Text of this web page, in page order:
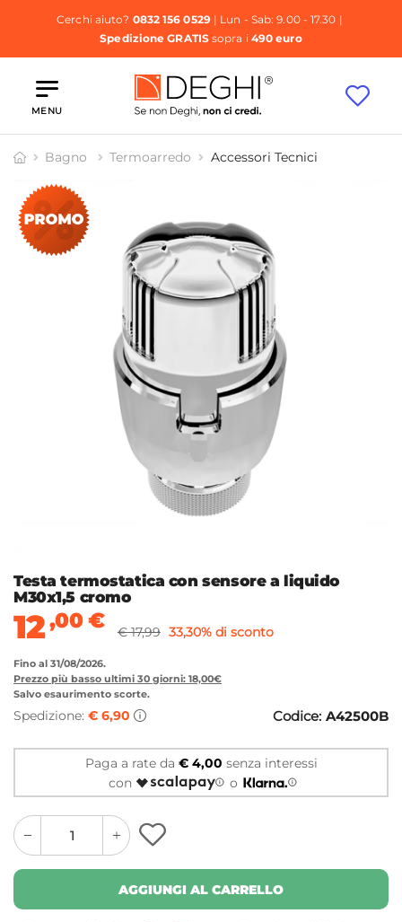
Cerchi aiuto? 0832 156 0529| Lun - Sab: 9.00 - 17.30 |
Spedizione GRATISsopra i 490 euro
MENU
Bagno Termoarredo Accessori Tecnici
Testa termostatica con sensore a liquido
M30x1,5 cromo
12,00€ € 17,99 33,30% di sconto
Fino al 31/08/2026.
Prezzo più basso ultimi 30 giorni: 18,00€
Salvo esaurimento scorte.
Spedizione: € 6,90 Codice: A42500B
Paga a rate da € 4,00 senza interessi
con
o
quantity
button
quantity
minus
button
AGGIUNGI AL CARRELLO